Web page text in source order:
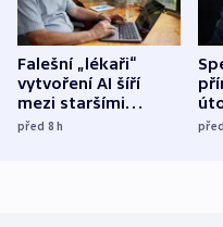
Falešní „lékaři“
vytvoření AI šíří
mezi staršími
Poláky nebezpečné
před 8h